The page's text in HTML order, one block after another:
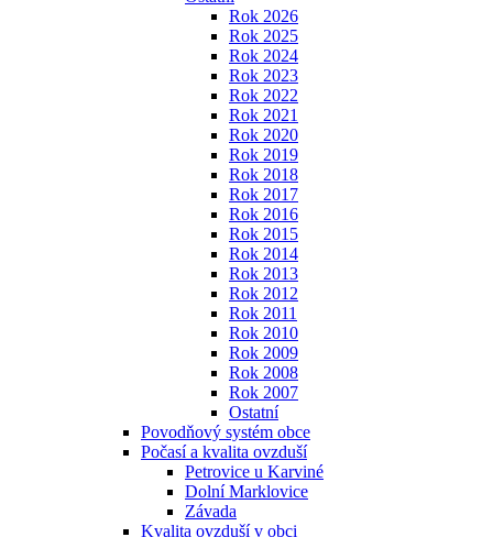
Rok 2026
Rok 2025
Rok 2024
Rok 2023
Rok 2022
Rok 2021
Rok 2020
Rok 2019
Rok 2018
Rok 2017
Rok 2016
Rok 2015
Rok 2014
Rok 2013
Rok 2012
Rok 2011
Rok 2010
Rok 2009
Rok 2008
Rok 2007
Ostatní
Povodňový systém obce
Počasí a kvalita ovzduší
Petrovice u Karviné
Dolní Marklovice
Závada
Kvalita ovzduší v obci